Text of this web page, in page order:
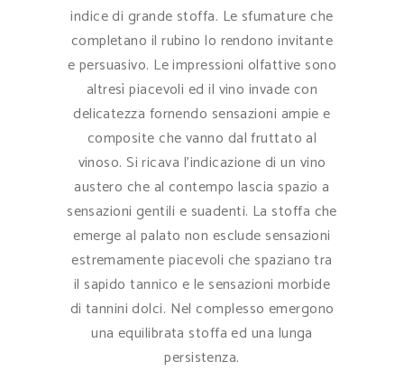
indice di grande stoffa. Le sfumature che
completano il rubino lo rendono invitante
e persuasivo. Le impressioni olfattive sono
altresì piacevoli ed il vino invade con
delicatezza fornendo sensazioni ampie e
composite che vanno dal fruttato al
vinoso. Si ricava l’indicazione di un vino
austero che al contempo lascia spazio a
sensazioni gentili e suadenti. La stoffa che
emerge al palato non esclude sensazioni
estremamente piacevoli che spaziano tra
il sapido tannico e le sensazioni morbide
di tannini dolci. Nel complesso emergono
una equilibrata stoffa ed una lunga
persistenza.